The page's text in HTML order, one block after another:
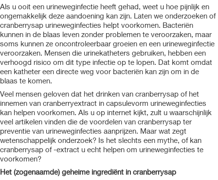
Als u ooit een urineweginfectie heeft gehad, weet u hoe pijnlijk en
ongemakkelijk deze aandoening kan zijn. Laten we onderzoeken of
cranberrysap urineweginfecties helpt voorkomen. Bacteriën
kunnen in de blaas leven zonder problemen te veroorzaken, maar
soms kunnen ze oncontroleerbaar groeien en een urineweginfectie
veroorzaken. Mensen die urinekatheters gebruiken, hebben een
verhoogd risico om dit type infectie op te lopen. Dat komt omdat
een katheter een directe weg voor bacteriën kan zijn om in de
blaas te komen.
Veel mensen geloven dat het drinken van cranberrysap of het
innemen van cranberryextract in capsulevorm urineweginfecties
kan helpen voorkomen. Als u op internet kijkt, zult u waarschijnlijk
veel artikelen vinden die de voordelen van cranberrysap ter
preventie van urineweginfecties aanprijzen. Maar wat zegt
wetenschappelijk onderzoek? Is het slechts een mythe, of kan
cranberrysap of -extract u echt helpen om urineweginfecties te
voorkomen?
Het (zogenaamde) geheime ingrediënt in cranberrysap